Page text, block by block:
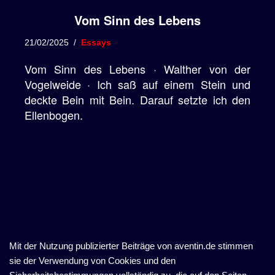
Vom Sinn des Lebens
21/02/2025 Essays
Vom Sinn des Lebens · Walther von der
Vogelweide · Ich saß auf einem Stein und
deckte Bein mit Bein. Darauf setzte ich den
Ellenbogen.
Mit der Nutzung publizierter Beiträge von aventin.de stimmen
sie der Verwendung von Cookies und den